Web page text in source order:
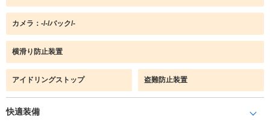
カメラ：-/-/バック/-
横滑り防止装置
アイドリングストップ 盗難防止装置
快適装備